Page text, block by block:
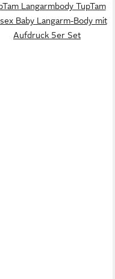
Langarmbody TupTam
Baby Langarm-Body mit
Aufdruck 5er Set